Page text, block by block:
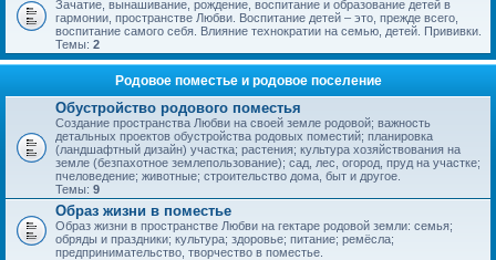
Зачатие, вынашивание, рождение, воспитание и образование детей в
гармонии, пространстве Любви. Воспитание детей – это, прежде всего,
воспитание самого себя. Влияние технократии на семью, детей. Прививки.
Темы: 2
Родовое поместье и родовое поселение
Обустройство родового поместья
Создание пространства Любви на своей земле родовой; важность
детальных проектов обустройства родовых поместий; планировка
(ландшафтный дизайн) участка; растения; культура хозяйствования на
земле (безпахотное землепользование); сад, лес, огород, пруд на участке;
пчеловедение; животные; строительство дома, быт и другое.
Темы: 9
Образ жизни в поместье
Образ жизни в пространстве Любви на гектаре родовой земли: семья;
обряды и праздники; культура; здоровье; питание; ремёсла;
предпринимательство, творчество в поместье.